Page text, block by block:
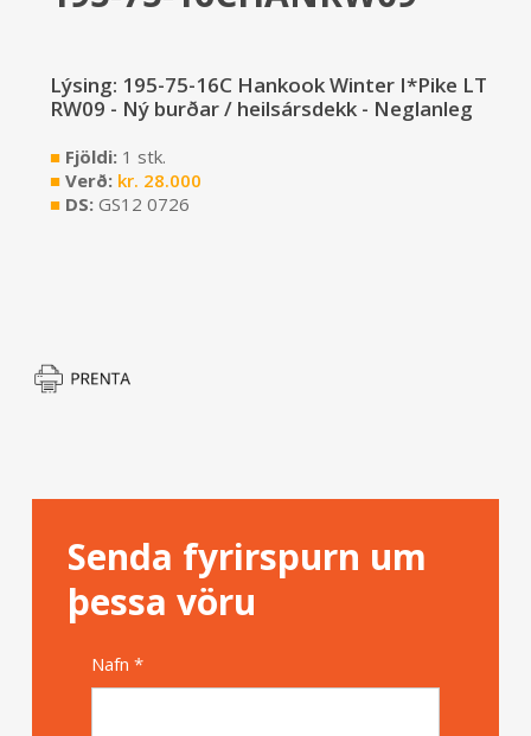
Lýsing: 195-75-16C Hankook Winter I*Pike LT
RW09 - Ný burðar / heilsársdekk - Neglanleg
■Fjöldi: 1 stk.
■Verð: kr. 28.000
■DS: GS12 0726
Senda fyrirspurn um
þessa vöru
Nafn *